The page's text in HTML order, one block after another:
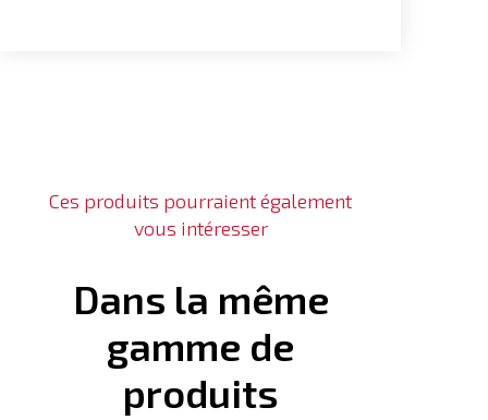
Ces produits pourraient également
vous intéresser
Dans la même
gamme de
produits